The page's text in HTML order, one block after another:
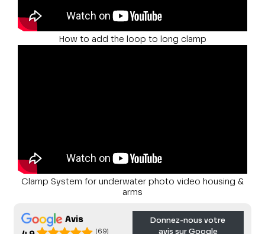
How to add the loop to long clamp
Clamp System for underwater photo video housing &
arms
Avis
(69)
Donnez-nous votre
avis sur Google